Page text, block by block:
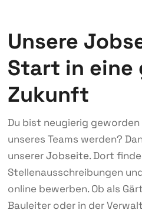
Unsere
Start in eine
Zukunft
Du bist neugierig
unseres Teams werden?
unsererJobseite. Dort
Stellenausschreibungen
online bewerben. Ob als
Bauleiter oder in der